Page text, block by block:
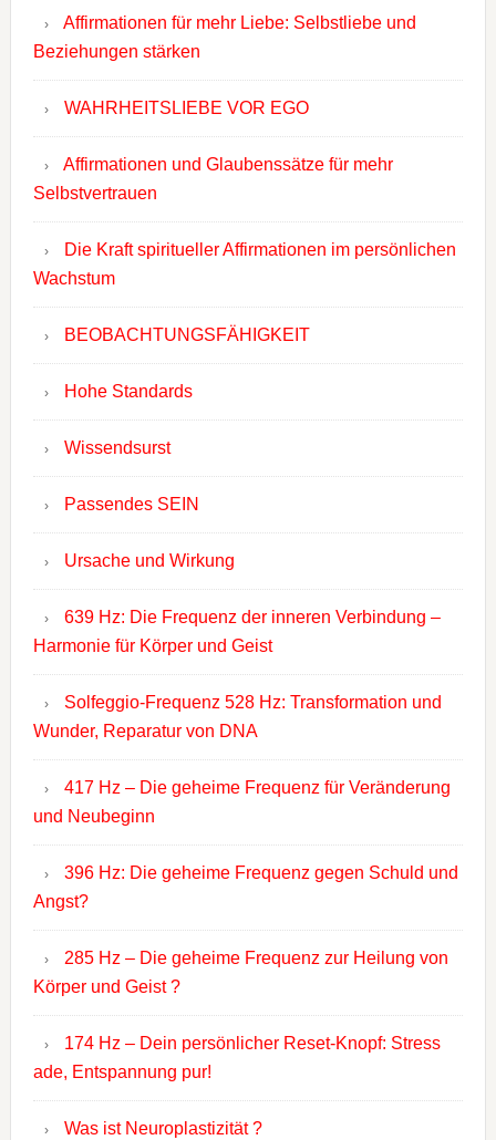
Affirmationen für mehr Liebe: Selbstliebe und
Beziehungen stärken
WAHRHEITSLIEBE VOR EGO
Affirmationen und Glaubenssätze für mehr
Selbstvertrauen
Die Kraft spiritueller Affirmationen im persönlichen
Wachstum
BEOBACHTUNGSFÄHIGKEIT
Hohe Standards
Wissendsurst
Passendes SEIN
Ursache und Wirkung
639 Hz: Die Frequenz der inneren Verbindung –
Harmonie für Körper und Geist
Solfeggio-Frequenz 528 Hz: Transformation und
Wunder, Reparatur von DNA
417 Hz – Die geheime Frequenz für Veränderung
und Neubeginn
396 Hz: Die geheime Frequenz gegen Schuld und
Angst?
285 Hz – Die geheime Frequenz zur Heilung von
Körper und Geist ?
174 Hz – Dein persönlicher Reset-Knopf: Stress
ade, Entspannung pur!
Was ist Neuroplastizität ?